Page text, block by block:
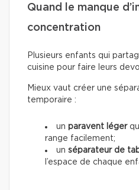
Quand le manque
concentration
Plusieurs enfants qui
cuisine pour faire leurs
Mieux vaut créer une
temporaire :
un paravent léger
range facilement;
un séparateur de
l’espace de chaque